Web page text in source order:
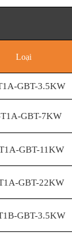
Loại
GBT-3.5KW
GBT-7KW
GBT-11KW
GBT-22KW
GBT-3.5KW